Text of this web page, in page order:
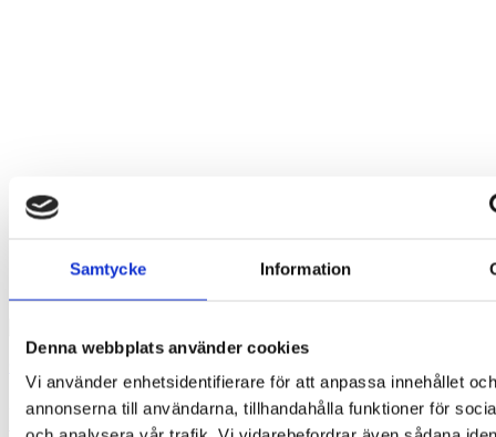
Samtycke Information
Denna webbplats använder cookies
Vi använder enhetsidentifierare för att anpassa innehållet och
annonserna till användarna, tillhandahålla funktioner för
295,00kr
Lägg till i varukorg